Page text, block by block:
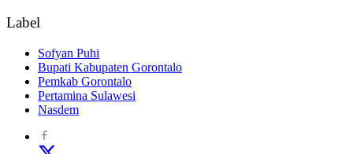
Label
Sofyan Puhi
Bupati Kabupaten Gorontalo
Pemkab Gorontalo
Pertamina Sulawesi
Nasdem